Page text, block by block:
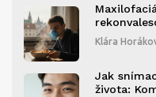
Klára
Jak
života: